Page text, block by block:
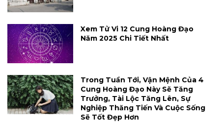
Xem Tử Vi 12 Cung Hoàng Đạo
Năm 2025 Chi Tiết Nhất
Trong Tuần Tới, Vận Mệnh Của 4
Cung Hoàng Đạo Này Sẽ Tăng
Trưởng, Tài Lộc Tăng Lên, Sự
Nghiệp Thăng Tiến Và Cuộc Sống
Sẽ Tốt Đẹp Hơn